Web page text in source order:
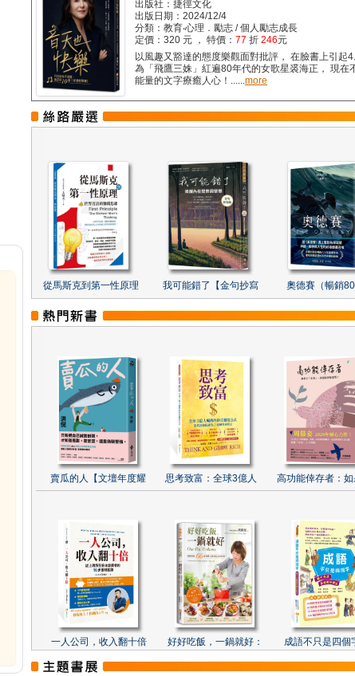
出版社：捷徑文化
出版日期：2024/12/4
分類：教育‧心理．勵志 / 個人勵志成長
定價：320 元 ， 特價： 77 折 246元
以風趣又豁達的態度樂觀面對批評， 在臉書上引起
為「飛鷹三姝」紅遍80年代的女歌星裘海正， 現在
能量的文字療癒人心！......more
從馬斯克到第一性原理 我可能錯了【金句抄寫 奧德賽（暢銷
賣瓜的人【文壇年度耀 思考致富：全球3億人 高功能倖存者：如
一人公司，收入翻十倍 好好吃飯，一鍋就好： 成語不只是四個